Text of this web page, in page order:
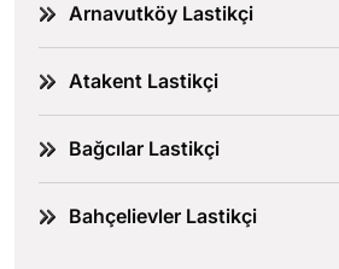
Arnavutköy Lastikçi
Atakent Lastikçi
Bağcılar Lastikçi
Bahçelievler Lastikçi